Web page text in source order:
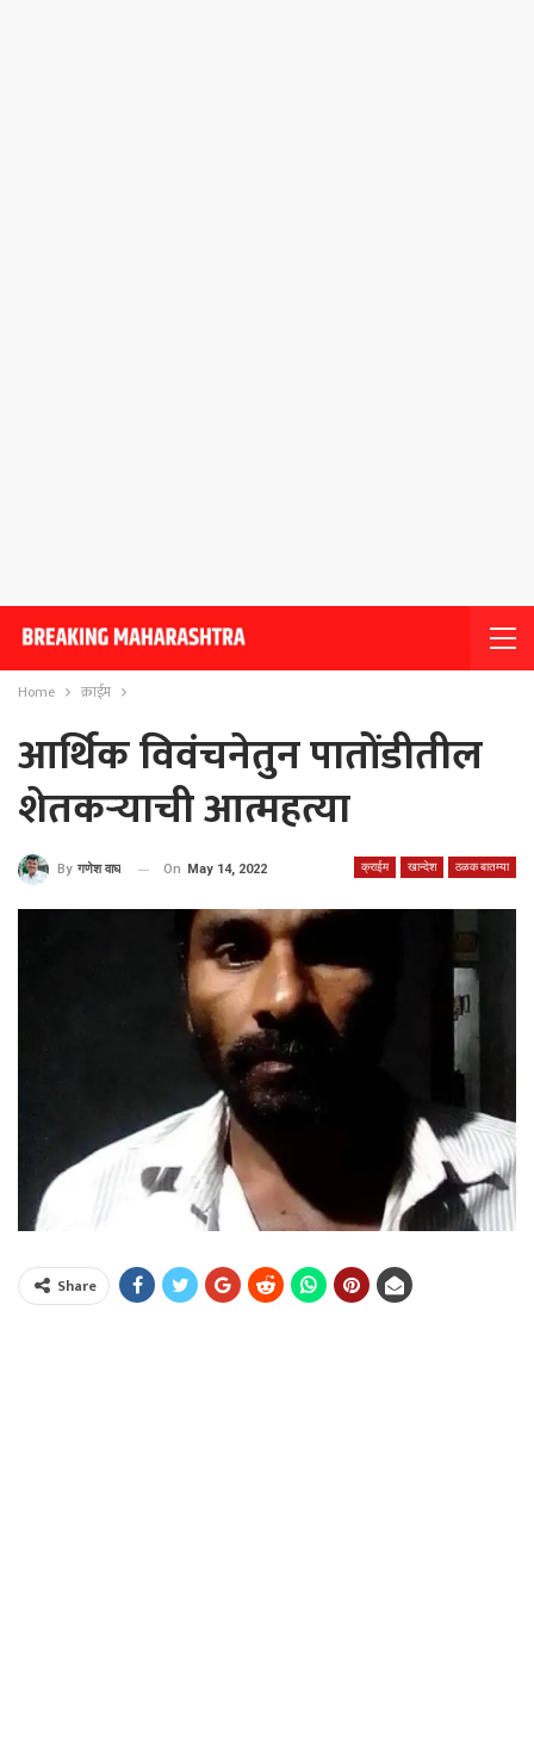
Home क्राईम
आर्थिक विवंचनेतुन पातोंडीतील
शेतकऱ्याची आत्महत्या
क्राईम खान्देश ठळक बातम्या
By गणेश वाघ On May 14, 2022
Share